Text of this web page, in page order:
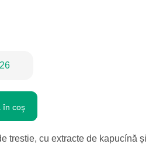
în coş
trestie, cu extracte de kapucínă și